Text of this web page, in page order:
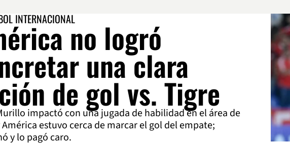
INTERNACIONALno logró
una clara
de gol vs. Tigre
impactó con una jugada de habilidad en el área de
estuvo cerca de marcar el gol del empate;
y lo pagó caro.